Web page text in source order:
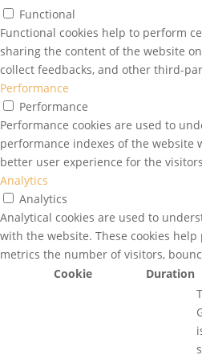
Functional
Functional cookies help to perform
sharing the content of the website
collect feedbacks, and other third-
Performance
Performance
Performance cookies are used to
performance indexes of the website
better user experience for the
Analytics
Analytics
Analytical cookies are used to
with the website. These cookies
metrics the number of visitors,
Cookie
Duration